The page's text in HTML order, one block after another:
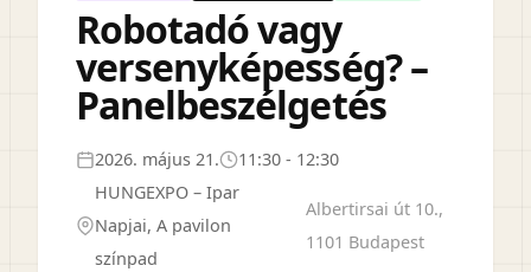
Robotadó vagy
versenyképesség? –
Panelbeszélgetés
2026. május 21.
11:30 - 12:30
HUNGEXPO – Ipar
Napjai, A pavilon
színpad
Albertirsai út 10.,
1101 Budapest